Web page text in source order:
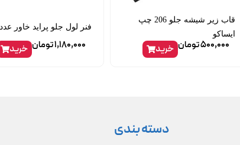
قاب زیر شیشه جلو 206 چپ
ایساکو
500,000تومان خرید
فنر لول جلو پراید خاور عدد
1,180,000تومان خرید
دسته بندی